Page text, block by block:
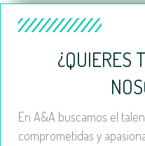
¿QUIERES
En A&A buscamos el
comprometidas y